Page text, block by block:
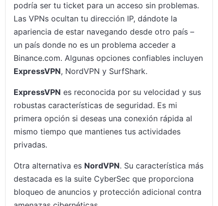
podría ser tu ticket para un acceso sin problemas.
Las VPNs ocultan tu dirección IP, dándote la
apariencia de estar navegando desde otro país –
un país donde no es un problema acceder a
Binance.com. Algunas opciones confiables incluyen
ExpressVPN, NordVPN y SurfShark.
ExpressVPN es reconocida por su velocidad y sus
robustas características de seguridad. Es mi
primera opción si deseas una conexión rápida al
mismo tiempo que mantienes tus actividades
privadas.
Otra alternativa es NordVPN. Su característica más
destacada es la suite CyberSec que proporciona
bloqueo de anuncios y protección adicional contra